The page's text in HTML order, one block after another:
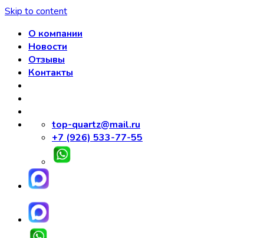
Skip to content
О компании
Новости
Отзывы
Контакты
top-quartz@mail.ru
+7 (926) 533-77-55